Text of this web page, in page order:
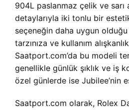
904L paslanmaz çelik ve sarı
detaylarıyla iki tonlu bir
seçeneğin daha uygun
tarzınıza ve kullanım
Saatport.com’da bu modeli
genellikle günlük şıklık ve iş
özel günlerde ise Jubilee’nin
Saatport.com olarak, Rolex